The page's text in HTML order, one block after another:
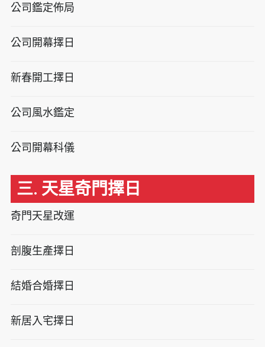
公司鑑定佈局
公司開幕擇日
新春開工擇日
公司風水鑑定
公司開幕科儀
三. 天星奇門擇日
奇門天星改運
剖腹生產擇日
結婚合婚擇日
新居入宅擇日